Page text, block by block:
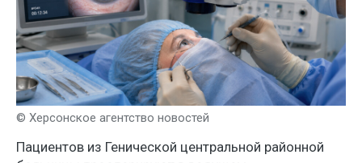
© Херсонское агентство новостей
Пациентов из Генической центральной районной